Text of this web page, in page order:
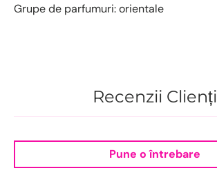
Grupe de parfumuri: orientale
Recenzii Clienți
Pune o întrebare